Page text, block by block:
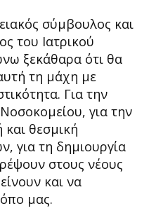
σύμβουλος και
του Ιατρικού
ξεκάθαρα ότι θα
τη μάχη με
Για την
για την
και θεσμική
για τη δημιουργία
στους νέους
και να
μας.